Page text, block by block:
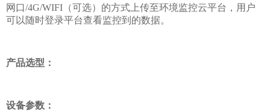
网口/4G/WIFI（可选）的方式上传至环境监控云平台，用户
可以随时登录平台查看监控到的数据。
产品选型：
设备参数：